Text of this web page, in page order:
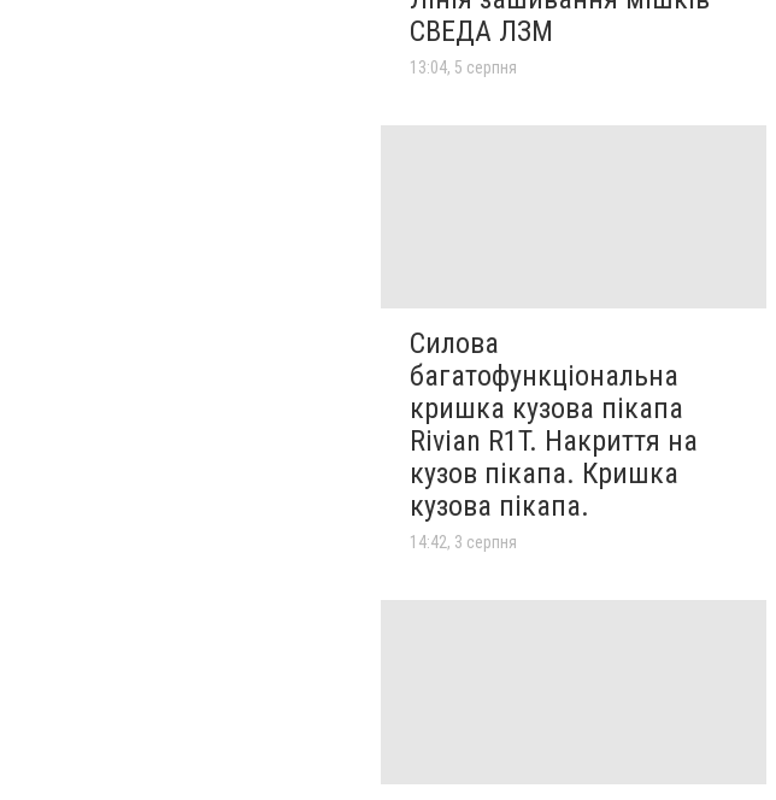
СВЕДА ЛЗМ
13:04, 5 серпня
Силова
багатофункціональна
кришка кузова пікапа
Rivian R1T. Накриття на
кузов пікапа. Кришка
кузова пікапа.
14:42, 3 серпня